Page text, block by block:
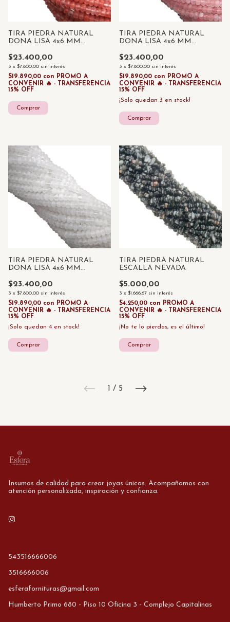
TIRA PIEDRA NATURAL
DONA LISA 4x6 MM
$23.400,00
3 x $7.800,00 sin interés
$19.890,00 con PROMO A
CONVENIR 🔥 - TRANSFERENCIA
15% OFF
TIRA PIEDRA NATURAL
DONA LISA 4x6 MM
$23.400,00
3 x $7.800,00 sin interés
$19.890,00 con PROMO A
CONVENIR 🔥 - TRANSFERENCIA
15% OFF
¡Solo quedan 3 en stock!
TIRA PIEDRA NATURAL
DONA LISA 4x6 MM
UNID
$23.400,00
3 x $7.800,00 sin interés
$19.890,00 con PROMO A
CONVENIR 🔥 - TRANSFERENCIA
15% OFF
¡Solo quedan 4 en stock!
TIRA PIEDRA NATURAL
ESCALLA NEVADA
$5.000,00
3 x $1.666,67 sin interés
$4.250,00 con PROMO A
CONVENIR 🔥 - TRANSFERENCIA
15% OFF
¡No te lo pierdas, es el último!
1 / 5
Insumos de calidad para crear joyas únicas. Acompañamos con
atención personalizada, inspiración y confianza.
543516666006
3516666006
esferafornituras@gmail.com
Humberto Primo 680 - Piso 10 Oficina 3 - Complejo Capitalinas